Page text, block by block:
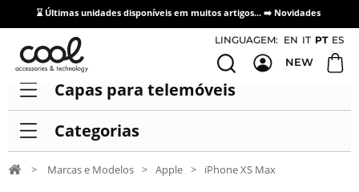
⌛ Últimas unidades disponíveis em muitos artigos... ➡️ Novidades
Acesso / Cadastro de Distribuidores
LINGUAGEM: EN IT PT ES
NEW
Capas para telemóveis
Categorias
> Marcas e Modelos > Apple > iPhone XS Max